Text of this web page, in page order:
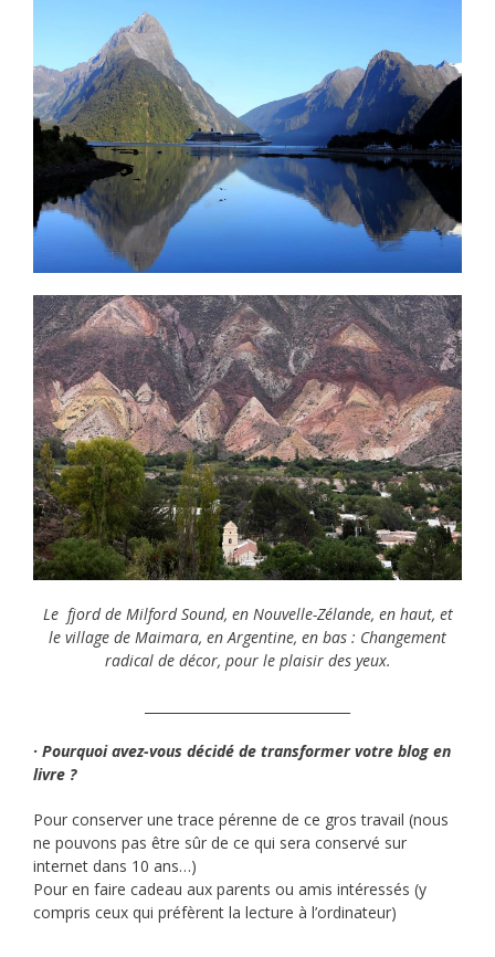
Le fjord de Milford Sound, en Nouvelle-Zélande, en haut, et
le village de Maimara, en Argentine, en bas : Changement
radical de décor, pour le plaisir des yeux.
· Pourquoi avez-vous décidé de transformer votre blog en
livre ?
Pour conserver une trace pérenne de ce gros travail (nous
ne pouvons pas être sûr de ce qui sera conservé sur
internet dans 10 ans…)
Pour en faire cadeau aux parents ou amis intéressés (y
compris ceux qui préfèrent la lecture à l’ordinateur)